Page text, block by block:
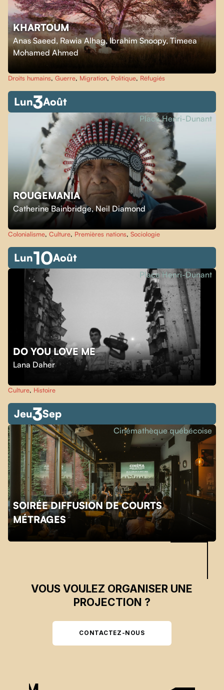
KHARTOUM
Anas Saeed, Rawia Alhag, Ibrahim Snoopy, Timeea
Mohamed Ahmed
Droits humains, Guerre, Migration, Politique, Réfugiés
Lun3Août
ROUGEMANIA
Catherine Bainbridge,Neil Diamond
Place Henri-Dunant
Colonialisme, Culture, Premières nations, Sociologie
Lun10Août
DO YOU LOVE ME
Lana Daher
Place Henri-Dunant
Culture, Histoire
Jeu3Sep
SOIRÉE DIFFUSION DE COURTS
MÉTRAGES
Cinémathèque québécoise
Skip back to main navigation
VOUS VOULEZ ORGANISER UNE
PROJECTION ?
CONTACTEZ-NOUS